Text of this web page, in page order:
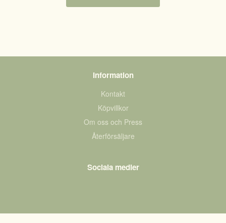
Information
Kontakt
Köpvillkor
Om oss och Press
Återförsäljare
Sociala medier